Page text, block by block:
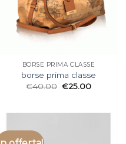
BORSE PRIMA CLASSE
borse prima classe
€40.00 €25.00